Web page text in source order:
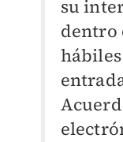
su
dentro